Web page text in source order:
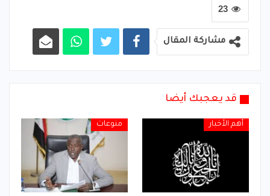
23
مشاركة المقال
قد يعجبك أيضا
أهم الأخبار منوعات